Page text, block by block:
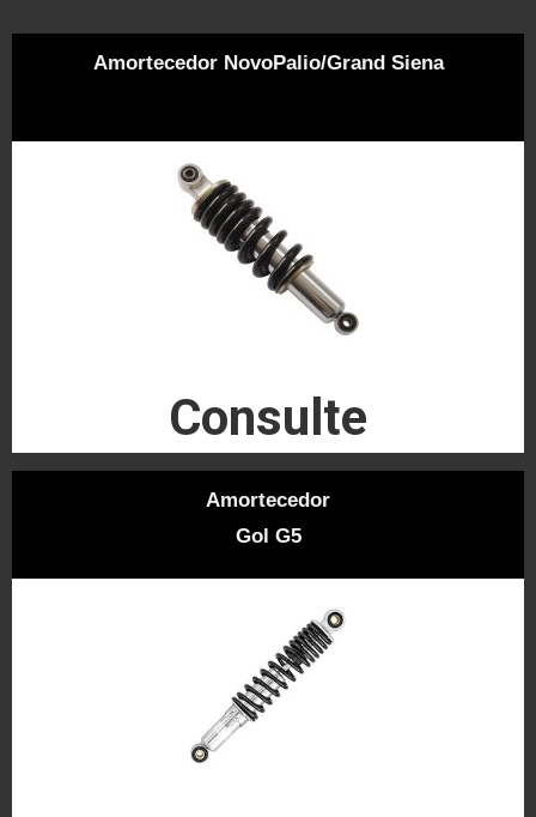
Amortecedor NovoPalio/Grand Siena
Consulte
Amortecedor
Gol G5